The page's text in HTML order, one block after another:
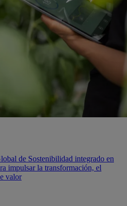
de Sostenibilidad integrado en
impulsar la transformación, el
valor